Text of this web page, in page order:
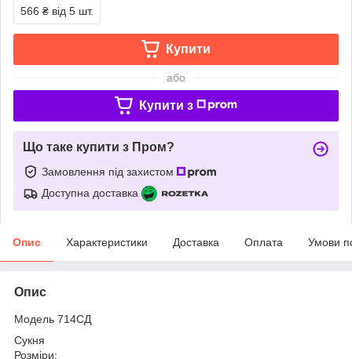
566 ₴ від 5 шт.
Купити
або
Купити з
Що таке купити з Пром?
Замовлення під захистом
Доступна доставка
Опис Характеристики Доставка Оплата Умови
Опис
Модель 714СД
Сукня
Розміри: